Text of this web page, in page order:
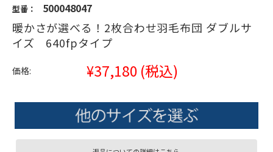
型番： 500048047
暖かさが選べる！2枚合わせ羽毛布団 ダブルサ
イズ 640fpタイプ
価格: ¥37,180 (税込)